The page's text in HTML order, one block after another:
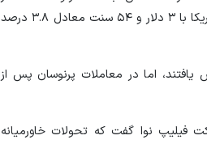
هر بشکه رسید. قیمت آتی نفت وست تگزاس اینترمدیت (WTI) آمریکا با ۳ دلار و ۵۴ سنت معادل ۳.۸ درصد
نفت روز سه‌شنبه تقریبا ۵ درصد افزایش یافتند، اما در معاملات پرنوسان پس از
فیلیپ نوا گفت که تحولات خاورمیانه